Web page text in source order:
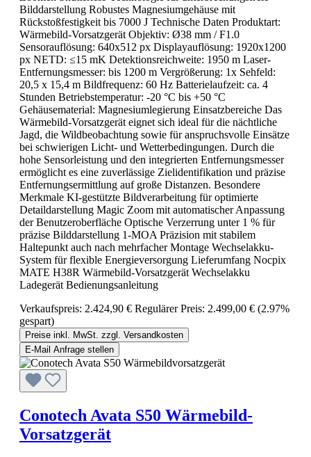
Bilddarstellung Robustes Magnesiumgehäuse mit
Rückstoßfestigkeit bis 7000 J Technische Daten Produktart:
Wärmebild-Vorsatzgerät Objektiv: Ø38 mm / F1.0
Sensorauflösung: 640x512 px Displayauflösung: 1920x1200
px NETD: ≤15 mK Detektionsreichweite: 1950 m Laser-
Entfernungsmesser: bis 1200 m Vergrößerung: 1x Sehfeld:
20,5 x 15,4 m Bildfrequenz: 60 Hz Batterielaufzeit: ca. 4
Stunden Betriebstemperatur: -20 °C bis +50 °C
Gehäusematerial: Magnesiumlegierung Einsatzbereiche Das
Wärmebild-Vorsatzgerät eignet sich ideal für die nächtliche
Jagd, die Wildbeobachtung sowie für anspruchsvolle Einsätze
bei schwierigen Licht- und Wetterbedingungen. Durch die
hohe Sensorleistung und den integrierten Entfernungsmesser
ermöglicht es eine zuverlässige Zielidentifikation und präzise
Entfernungsermittlung auf große Distanzen. Besondere
Merkmale KI-gestützte Bildverarbeitung für optimierte
Detaildarstellung Magic Zoom mit automatischer Anpassung
der Benutzeroberfläche Optische Verzerrung unter 1 % für
präzise Bilddarstellung 1-MOA Präzision mit stabilem
Haltepunkt auch nach mehrfacher Montage Wechselakku-
System für flexible Energieversorgung Lieferumfang Nocpix
MATE H38R Wärmebild-Vorsatzgerät Wechselakku
Ladegerät Bedienungsanleitung
Verkaufspreis: 2.424,90 € Regulärer Preis: 2.499,00 € (2.97%
gespart)
Preise inkl. MwSt. zzgl. Versandkosten
E-Mail Anfrage stellen
Conotech Avata S50 Wärmebild-
Vorsatzgerät